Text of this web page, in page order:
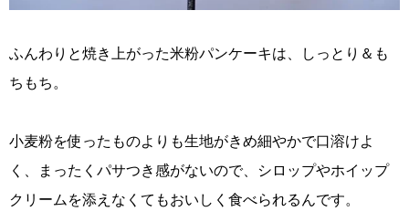
ふんわりと焼き上がった米粉パンケーキは、しっとり＆も
ちもち。
小麦粉を使ったものよりも生地がきめ細やかで口溶けよ
く、まったくパサつき感がないので、シロップやホイップ
クリームを添えなくてもおいしく食べられるんです。